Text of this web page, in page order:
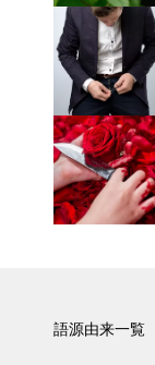
語源由来一覧